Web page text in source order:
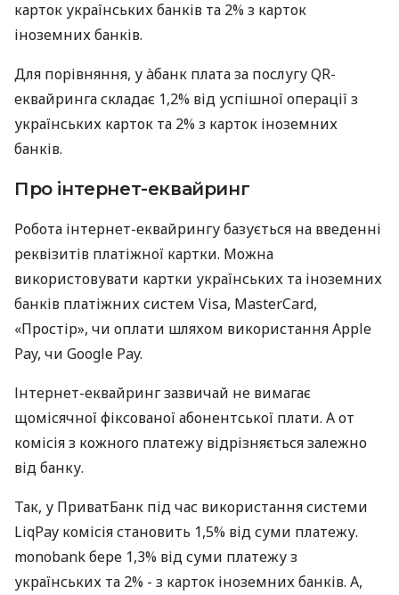
карток українських банків та 2% з карток
іноземних банків.
Для порівняння, у àбанк плата за послугу QR-
еквайринга складає 1,2% від успішної операції з
українських карток та 2% з карток іноземних
банків.
Про інтернет-еквайринг
Робота інтернет-еквайрингу базується на введенні
реквізитів платіжної картки. Можна
використовувати картки українських та іноземних
банків платіжних систем Visa, MasterCard,
«Простір», чи оплати шляхом використання Apple
Pay, чи Google Pay.
Інтернет-еквайринг зазвичай не вимагає
щомісячної фіксованої абонентської плати. А от
комісія з кожного платежу відрізняється залежно
від банку.
Так, у ПриватБанк під час використання системи
LiqPay комісія становить 1,5% від суми платежу.
monobank бере 1,3% від суми платежу з
українських та 2% - з карток іноземних банків. А,